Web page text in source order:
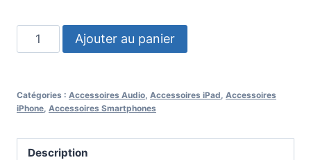
Ajouter au panier
Catégories : Accessoires Audio Accessoires iPad Accessoires
iPhone Accessoires Smartphones
Description